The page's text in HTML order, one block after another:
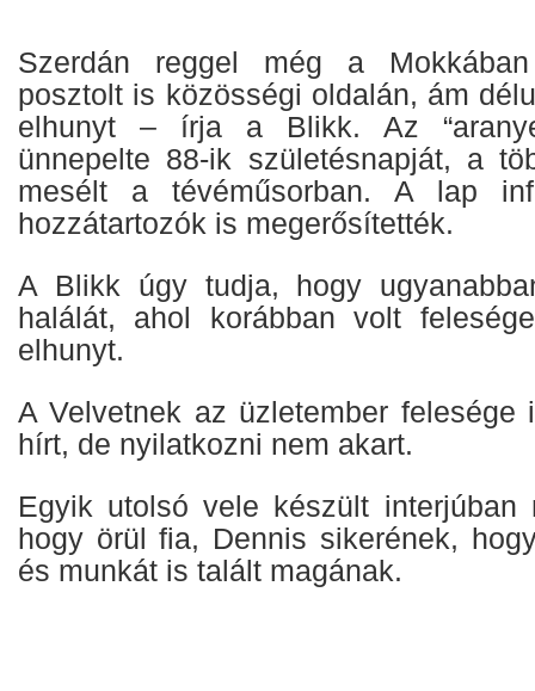
Szerdán reggel még a
posztolt is közösségi oldalán, ám
elhunyt – írja a Blikk. Az
ünnepelte 88-ik születésnapját, a
mesélt a tévéműsorban. A lap
hozzátartozók is megerősítették.
A Blikk úgy tudja, hogy
halálát, ahol korábban volt
elhunyt.
A Velvetnek az üzletember felesége
hírt, de nyilatkozni nem akart.
Egyik utolsó vele készült interjúban
hogy örül fia, Dennis sikerének,
és munkát is talált magának.